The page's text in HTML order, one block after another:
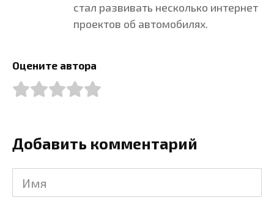
стал развивать несколько интернет
проектов об автомобилях.
Оцените автора
Добавить комментарий
Имя